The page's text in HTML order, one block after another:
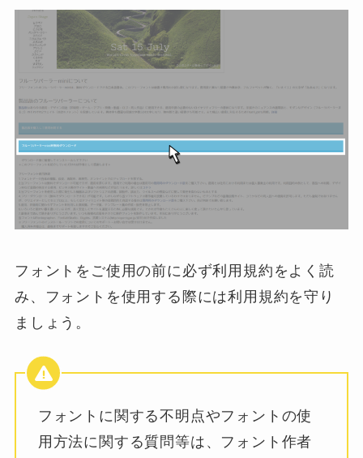
フォントをご使用の前に必ず利用規約をよく読
み、フォントを使用する際には利用規約を守り
ましょう。
フォントに関する不明点やフォントの使
用方法に関する質問等は、フォント作者